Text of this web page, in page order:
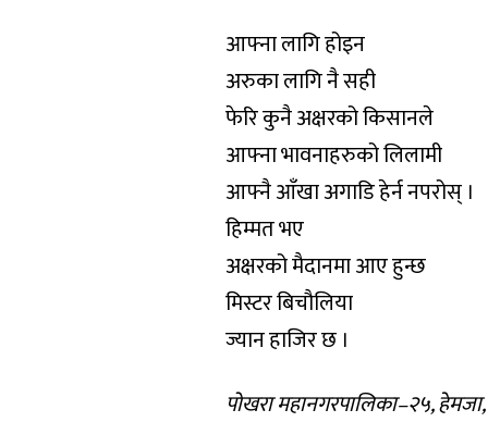
आफ्ना लागि होइन
अरुका लागि नै सही
फेरि कुनै अक्षरको किसानले
आफ्ना भावनाहरुको लिलामी
आफ्नै आँखा अगाडि हेर्न नपरोस् ।
हिम्मत भए
अक्षरको मैदानमा आए हुन्छ
मिस्टर बिचौलिया
ज्यान हाजिर छ ।
पोखरा महानगरपालिका–२५,